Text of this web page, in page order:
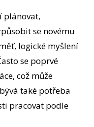
plánovat,
se novému
logické myšlení
se poprvé
což může
také potřeba
pracovat podle